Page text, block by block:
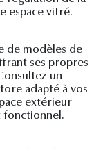
espace vitré.
de modèles de
ses propres
un
adapté à vos
extérieur
fonctionnel.